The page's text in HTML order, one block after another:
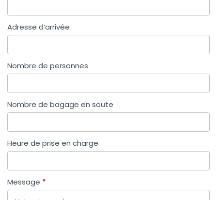
Adresse d’arrivée
Nombre de personnes
Nombre de bagage en soute
Heure de prise en charge
Message *